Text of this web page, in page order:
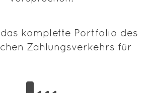
komplette Portfolio des
Zahlungsverkehrs für